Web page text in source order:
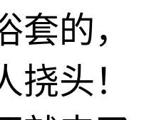
套的，
挠头！